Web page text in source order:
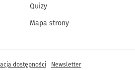
Quizy
Mapa strony
dostępności Newsletter